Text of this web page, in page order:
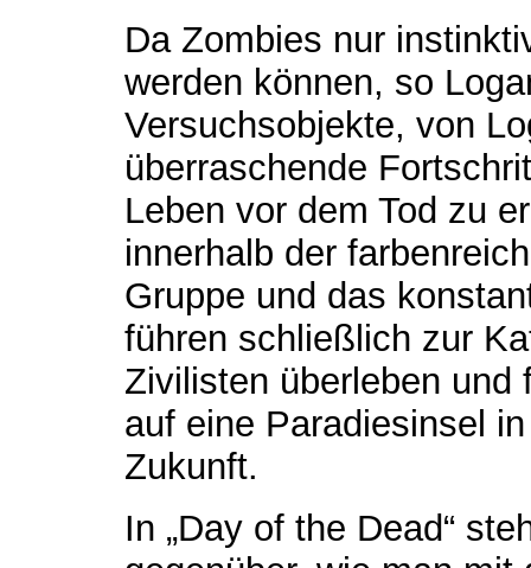
Da Zombies nur
werden können, so
Versuchsobjekte, von
überraschende
Leben vor dem Tod zu
innerhalb der
Gruppe und das
führen schließlich zur
Zivilisten überleben und
auf eine Paradiesinsel
Zukunft.
In „Day of the Dead“